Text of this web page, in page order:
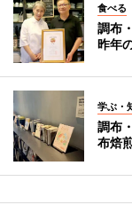
食べる
調布
昨年
学ぶ・
調布
布焙